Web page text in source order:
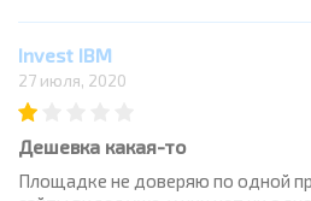
Invest IBM
27 июля, 2020
Дешевка какая-то
Площадке не доверяю по одной